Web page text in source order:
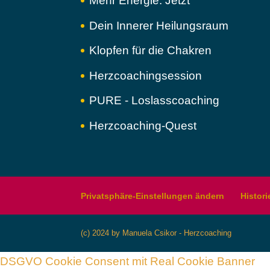
Dein Innerer Heilungsraum
Klopfen für die Chakren
Herzcoachingsession
PURE - Loslasscoaching
Herzcoaching-Quest
Privatsphäre-Einstellungen ändern
(c) 2024 by Manuela Csikor - Herzcoaching
DSGVO Cookie Consent mit Real Cookie Banner